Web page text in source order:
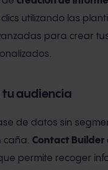
utilizando las
para crear
audiencia
de datos sin
caña. Contact Builder
permite recoger